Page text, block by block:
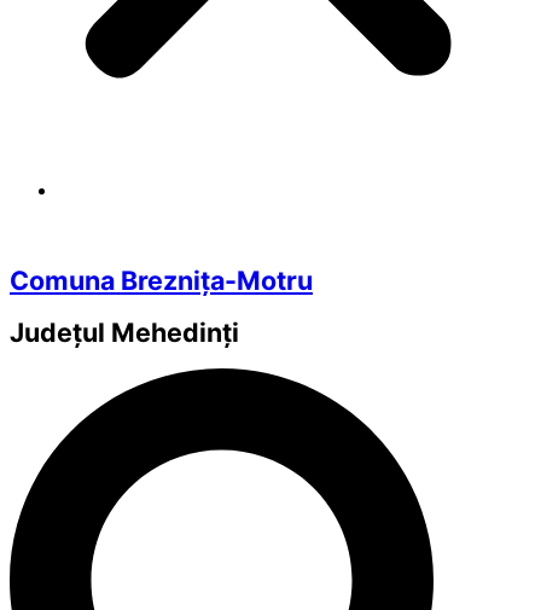
Comuna Breznița-Motru
Județul Mehedinți